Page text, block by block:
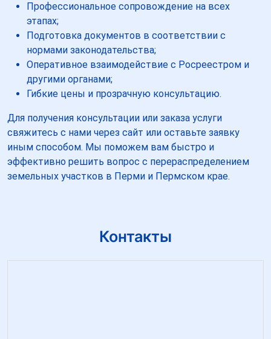
Профессиональное сопровождение на всех
этапах;
Подготовка документов в соответствии с
нормами законодательства;
Оперативное взаимодействие с Росреестром и
другими органами;
Гибкие цены и прозрачную консультацию.
Для получения консультации или заказа услуги
свяжитесь с нами через сайт или оставьте заявку
иным способом. Мы поможем вам быстро и
эффективно решить вопрос с перераспределением
земельных участков в Перми и Пермском крае.
Контакты